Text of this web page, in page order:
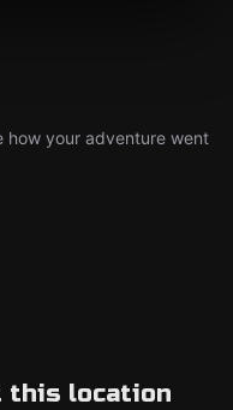
how your adventure went
this location